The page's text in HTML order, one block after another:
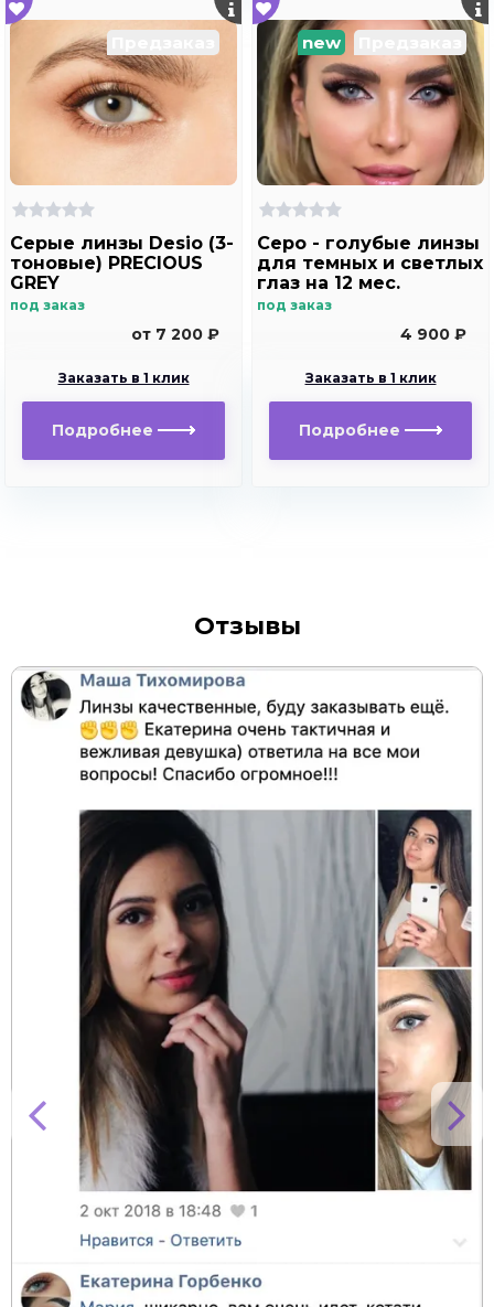
Серые линзы Desio (3-
тоновые) PRECIOUS
GREY
под заказ
от 7 200 ₽
Заказать в 1 клик
Подробнее
new
Серо - голубые линзы
для темных и светлых
глаз на 12 мес.
Rainbow Marine Ring
под заказ
4 900 ₽
Заказать в 1 клик
Подробнее
Отзывы